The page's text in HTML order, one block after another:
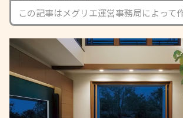
この記事はメグリエ運営事務局によって